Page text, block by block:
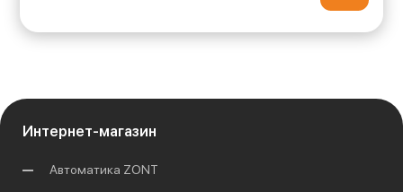
Интернет-магазин
Автоматика ZONT